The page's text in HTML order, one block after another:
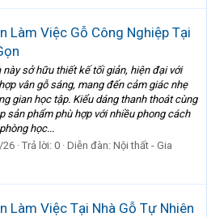
Làm Việc Gỗ Công Nghiệp Tại
sở hữu thiết kế tối giản, hiện đại với
vân gỗ sáng, mang đến cảm giác nhẹ
gian học tập. Kiểu dáng thanh thoát cùng
sản phẩm phù hợp với nhiều phong cách
học...
26 Trả lời: 0 Diễn đàn: Nội thất - Gia
Làm Việc Tại Nhà Gỗ Tự Nhiên